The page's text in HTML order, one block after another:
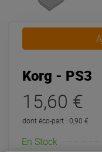
Korg - PS3
15,60 €
dont éco-part : 0,90 €
En Stock